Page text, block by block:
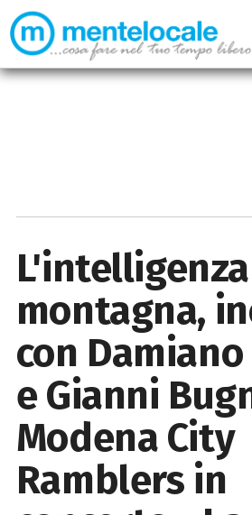
montagna,
con Damiano
e Gianni
Modena City
Ramblers in